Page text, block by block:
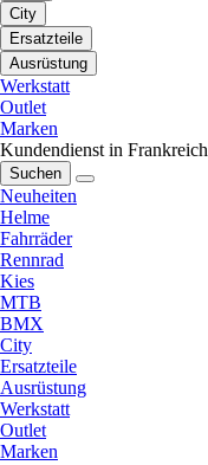
City
Ersatzteile
Ausrüstung
Werkstatt
Outlet
Marken
Kundendienst in Frankreich
Suchen
Neuheiten
Helme
Fahrräder
Rennrad
Kies
MTB
BMX
City
Ersatzteile
Ausrüstung
Werkstatt
Outlet
Marken